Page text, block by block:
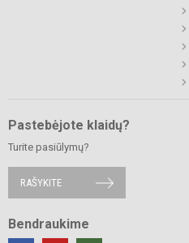
Pastebėjote klaidų?
Turite pasiūlymų?
RAŠYKITE
Bendraukime